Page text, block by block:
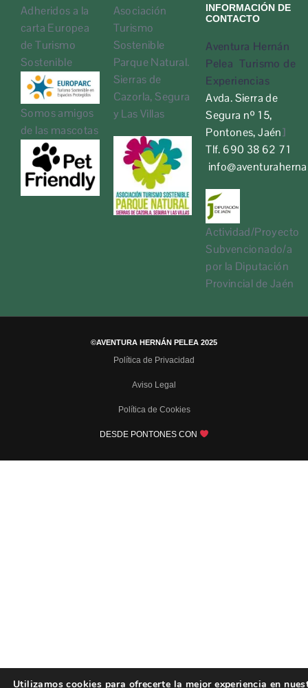
Adheridos a la
carta Europea
de Turismo
Sostenible
Somos amigos
de las mascotas
Asociación
Turismo
Sostenible
Parque Natural.
Sierras de
Cazorla, Segura
y Las Villas
INFORMACIÓN DE
CONTACTO
Aventura Hernán
Pelea Turismo de
Experiencias
Avda. Sierra de
Segura nº 15,
Pontones, Jaén]
Tlf. 690 38 62 71
Actividad/Proyecto
Subvencionado/a
por la Diputación
Provincial de Jaén
©AVENTURA HERNÁN PELEA 2025
Política de Privacidad
Aviso Legal
Política de Cookies
DESDE PONTONES CON
Utilizamos cookies para ofrecerte la mejor experiencia en